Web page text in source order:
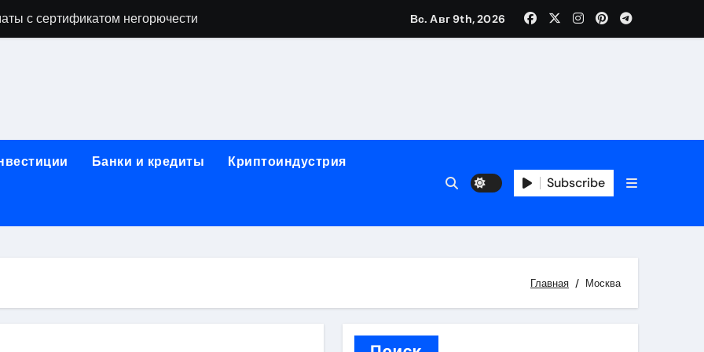
с сертификатом негорючести
и направляющих для конвейерных лент
лотков для хранения электронных компонентов
этапы строительства, проверка застройщика и сценарии оформления сделки
Вс. Авг 9th, 2026
Банки и кредиты Криптоиндустрия
Subscribe
Главная Москва